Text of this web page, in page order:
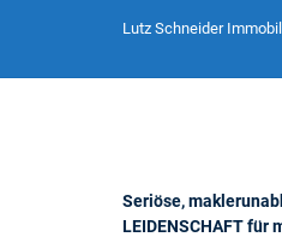
Lutz Schneider
Seriöse,
LEIDENSCHAFT